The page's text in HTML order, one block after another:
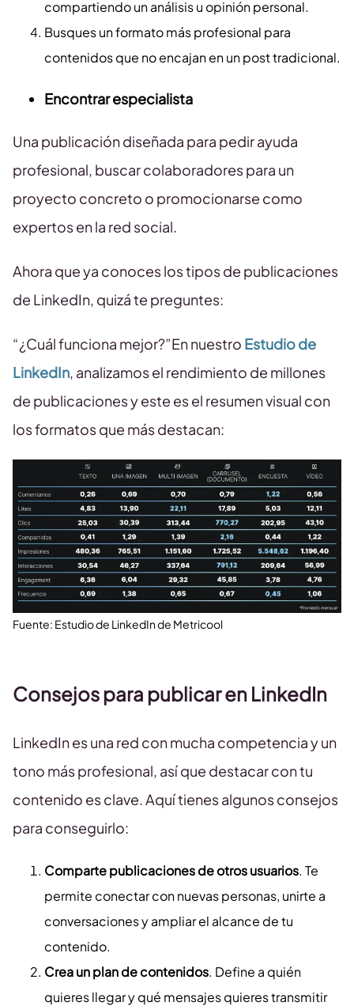
compartiendo un análisis u opinión personal.
Busques un formato más profesional para
contenidos que no encajan en un post tradicional.
Encontrar especialista
Una publicación diseñada para pedir ayuda
profesional, buscar colaboradores para un
proyecto concreto o promocionarse como
expertos en la red social.
Ahora que ya conoces los tipos de publicaciones
de LinkedIn, quizá te preguntes:
“¿Cuál funciona mejor?”En nuestro Estudio de
LinkedIn, analizamos el rendimiento de millones
de publicaciones y este es el resumen visual con
los formatos que más destacan:
Fuente: Estudio de LinkedIn de Metricool
Consejos para publicar en LinkedIn
LinkedIn es una red con mucha competencia y un
tono más profesional, así que destacar con tu
contenido es clave. Aquí tienes algunos consejos
para conseguirlo:
Comparte publicaciones de otros usuarios. Te
permite conectar con nuevas personas, unirte a
conversaciones y ampliar el alcance de tu
contenido.
Crea un plan de contenidos. Define a quién
quieres llegar y qué mensajes quieres transmitir